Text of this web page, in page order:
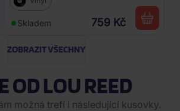
Skladem 759 Kč
ZOBRAZIT VŠECHNY
OD LOU REED
možná trefí i následující kusovky.